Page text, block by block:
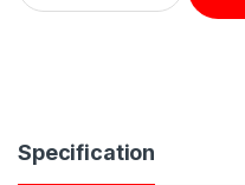
Specification